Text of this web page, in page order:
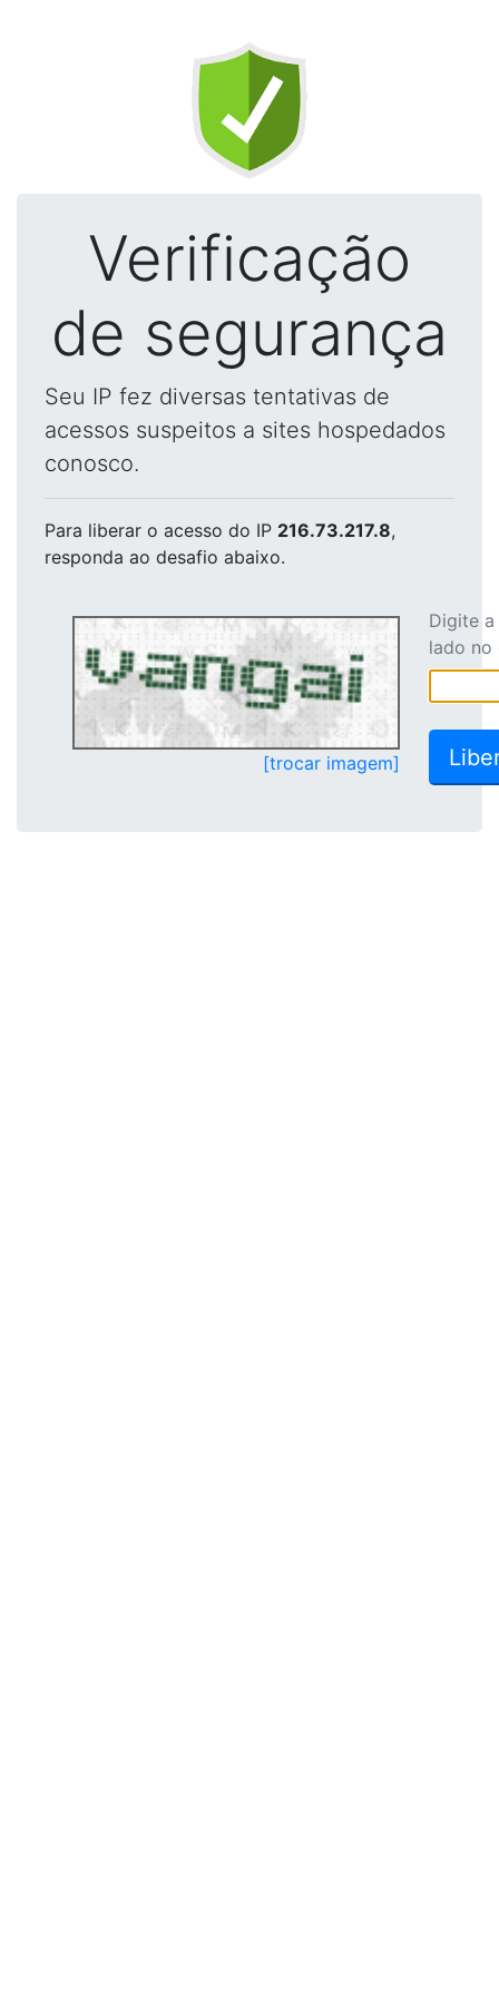
Verificação
de segurança
Seu IP fez diversas tentativas de
acessos suspeitos a sites hospedados
conosco.
Para liberar o acesso do IP 216.73.217.8,
responda ao desafio abaixo.
[trocar imagem]
Digite
lado no